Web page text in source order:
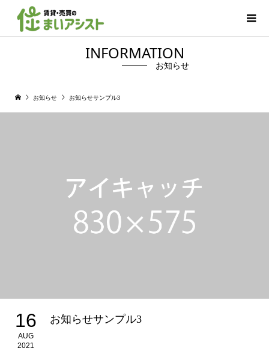
INFORMATION
お知らせ
お知らせ お知らせサンプル3
16
AUG
2021
お知らせサンプル3